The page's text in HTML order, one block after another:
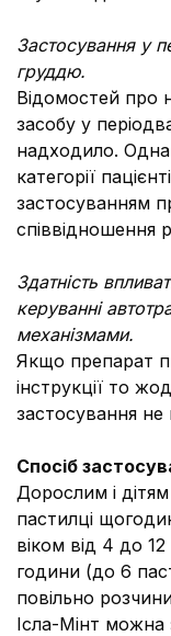
Застосування у
груддю.
Відомостей про
засобу у
надходило.
категорії
застосуванням
співвідношення
Здатність
керуванні
механізмами.
Якщо препарат
інструкції то
застосування не
Спосіб
Дорослим і
пастилці
віком від 4 до
години (до 6
повільно
Ісла-Мінт можна